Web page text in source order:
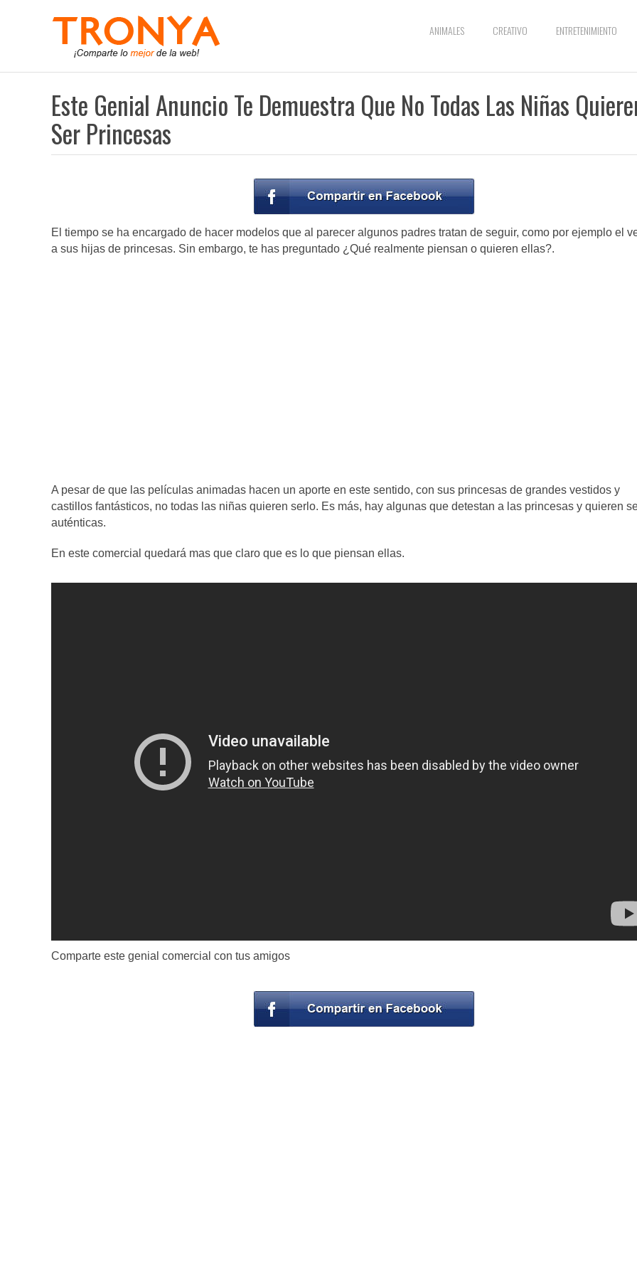
ANIMALES CREATIVO ENTRETENIMIENTO
Este Genial Anuncio Te Demuestra Que No Todas Las Niñas
Ser Princesas
El tiempo se ha encargado de hacer modelos que al parecer algunos padres tratan de seguir, como por ejemplo el
a sus hijas de princesas. Sin embargo, te has preguntado ¿Qué realmente piensan o quieren ellas?.
A pesar de que las películas animadas hacen un aporte en este sentido, con sus princesas de grandes vestidos y
castillos fantásticos, no todas las niñas quieren serlo. Es más, hay algunas que detestan a las princesas y quieren
auténticas.
En este comercial quedará mas que claro que es lo que piensan ellas.
Comparte este genial comercial con tus amigos